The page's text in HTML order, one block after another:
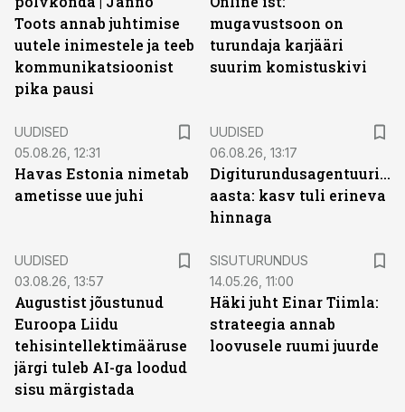
Toots annab juhtimise
uutele inimestele ja teeb
kommunikatsioonist
pika pausi
mugavustsoon on
turundaja karjääri
suurim komistuskivi
UUDISED
05.08.26, 12:31
Havas Estonia nimetab
ametisse uue juhi
UUDISED
06.08.26, 13:17
Digiturundusagentuuride
aasta: kasv tuli erineva
hinnaga
UUDISED
03.08.26, 13:57
Augustist jõustunud
Euroopa Liidu
tehisintellektimääruse
järgi tuleb AI-ga loodud
sisu märgistada
SISUTURUNDUS
14.05.26, 11:00
Häki juht Einar Tiimla:
strateegia annab
loovusele ruumi juurde